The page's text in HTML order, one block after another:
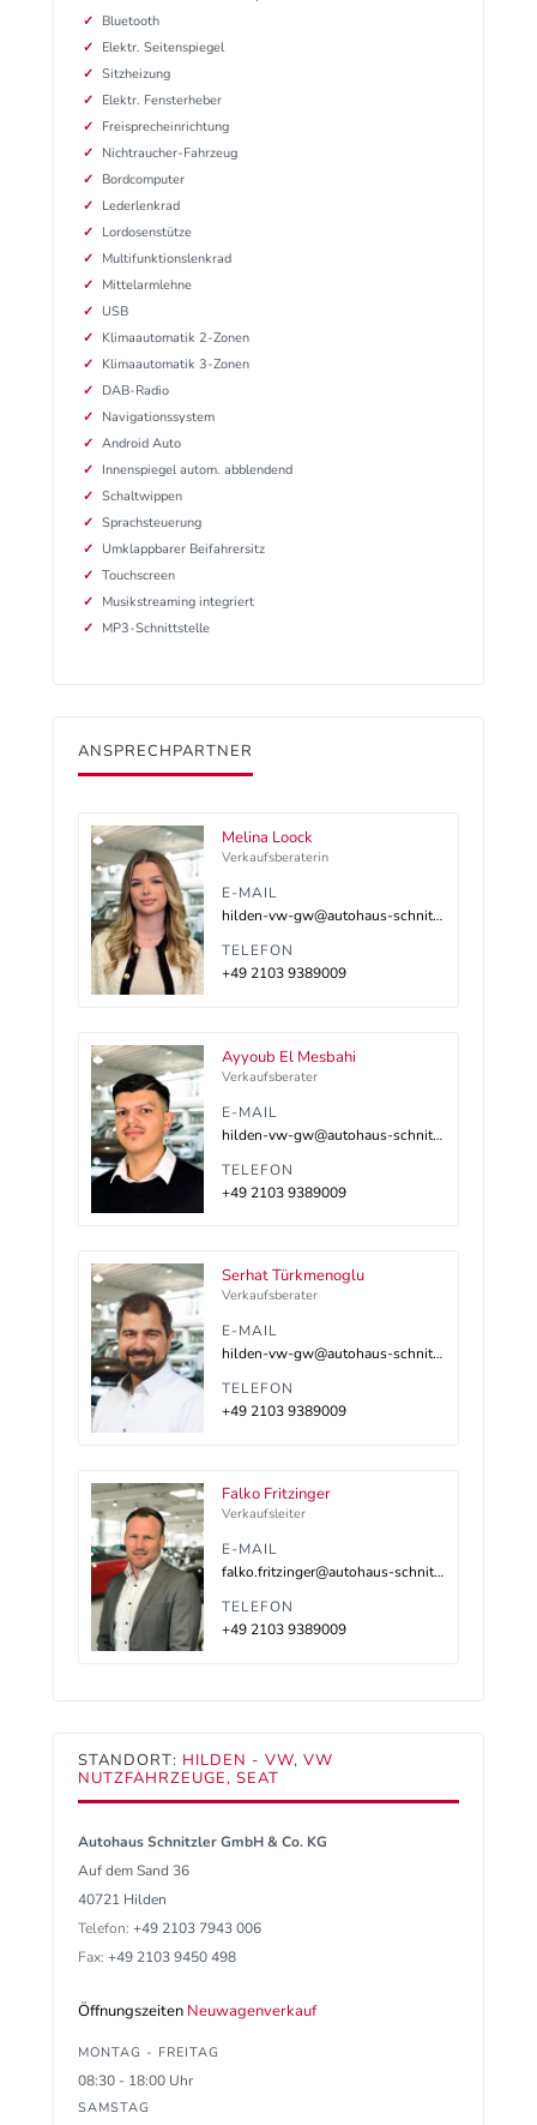
Bluetooth
Elektr. Seitenspiegel
Sitzheizung
Elektr. Fensterheber
Freisprecheinrichtung
Nichtraucher-Fahrzeug
Bordcomputer
Lederlenkrad
Lordosenstütze
Multifunktionslenkrad
Mittelarmlehne
USB
Klimaautomatik 2-Zonen
Klimaautomatik 3-Zonen
DAB-Radio
Navigationssystem
Android Auto
Innenspiegel autom. abblendend
Schaltwippen
Sprachsteuerung
Umklappbarer Beifahrersitz
Touchscreen
Musikstreaming integriert
MP3-Schnittstelle
ANSPRECHPARTNER
Melina Loock
Verkaufsberaterin
E-MAIL
hilden-vw-gw@autohaus-schnitzler.dealerdesk.de
TELEFON
+49 2103 9389009
Ayyoub El Mesbahi
Verkaufsberater
E-MAIL
hilden-vw-gw@autohaus-schnitzler.dealerdesk.de
TELEFON
+49 2103 9389009
Serhat Türkmenoglu
Verkaufsberater
E-MAIL
hilden-vw-gw@autohaus-schnitzler.dealerdesk.de
TELEFON
+49 2103 9389009
Falko Fritzinger
Verkaufsleiter
E-MAIL
falko.fritzinger@autohaus-schnitzler.de
TELEFON
+49 2103 9389009
STANDORT: HILDEN - VW, VW
NUTZFAHRZEUGE, SEAT
Autohaus Schnitzler GmbH & Co. KG
Auf dem Sand 36
40721 Hilden
Telefon: +49 2103 7943 006
Fax: +49 2103 9450 498
Öffnungszeiten Neuwagenverkauf
MONTAG - FREITAG
08:30 - 18:00 Uhr
SAMSTAG